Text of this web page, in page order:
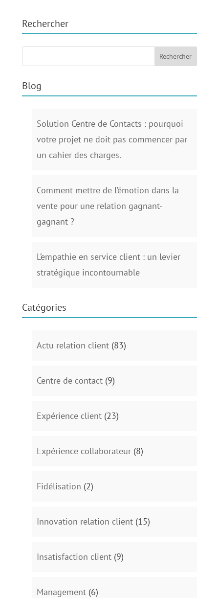
Rechercher
Blog
Solution Centre de Contacts : pourquoi
votre projet ne doit pas commencer par
un cahier des charges.
Comment mettre de l’émotion dans la
vente pour une relation gagnant-
gagnant ?
L’empathie en service client : un levier
stratégique incontournable
Catégories
Actu relation client(83)
Centre de contact(9)
Expérience client(23)
Expérience collaborateur(8)
Fidélisation (2)
Innovation relation client(15)
Insatisfaction client(9)
Management(6)